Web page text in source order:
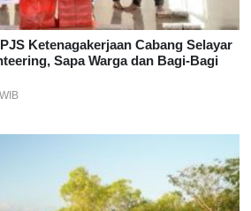
Ketenagakerjaan Cabang Selayar
Sapa Warga dan Bagi-Bagi